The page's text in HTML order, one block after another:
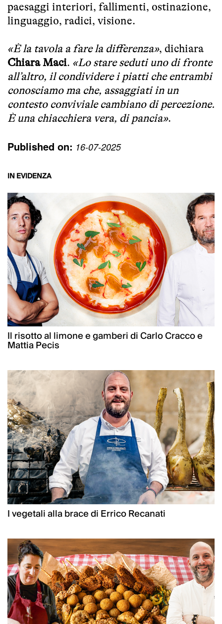
paesaggi interiori, fallimenti, ostinazione,
linguaggio, radici, visione.
«È la tavola a fare la differenza», dichiara
Chiara Maci. «Lo stare seduti uno di fronte
all’altro, il condividere i piatti che entrambi
conosciamo ma che, assaggiati in un
contesto conviviale cambiano di percezione.
È una chiacchiera vera, di pancia».
Published on: 16-07-2025
IN EVIDENZA
Il risotto al limone e gamberi di Carlo Cracco e
Mattia Pecis
I vegetali alla brace di Errico Recanati